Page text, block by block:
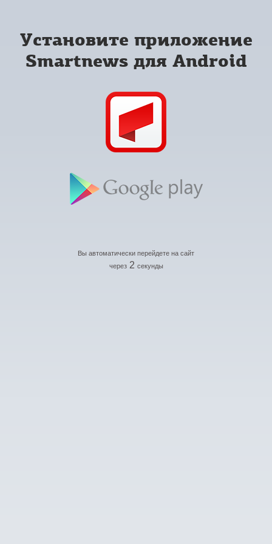
Установите приложение
Smartnews для Android
Вы автоматически перейдете на сайт
через 2 секунды